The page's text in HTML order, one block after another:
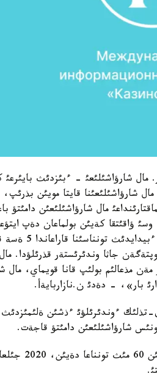
مال شارؤاشئلئعئ - ءبئزدئث
شارؤاشئلئعئنا قايتا مويئن بذرئپ،
مال شارؤاشئلئعئن دامئتؤ
ؤاقئتقا كةيئن بولماعان دةپ
شارؤاشئلئعئ جاثاشا دامئپ
جاثا وندئرئستةر قذرئلؤدا.
مذعالئم بولئپ قانا قويماي، مال
بار»، - دةدئ ن.نازاربايةأ.
تذلئك ءوندئرئلؤئ ءذشئن
شارؤاشئلئعئن دامئتؤ قاجةت.